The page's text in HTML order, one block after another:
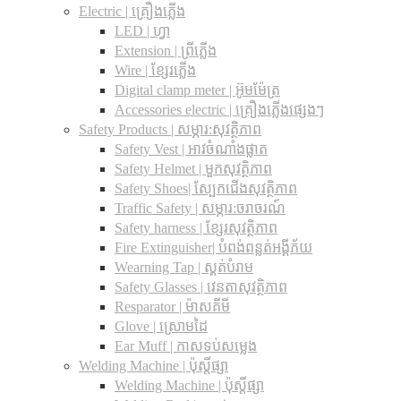
Electric | គ្រឿងភ្លើង
LED | ហ្វា
Extension | ព្រីភ្លើង
Wire | ខ្សែរភ្លើង
Digital clamp meter | អ៊ូមម៉ែត្រ
Accessories electric | គ្រឿងភ្លើងផ្សេងៗ
Safety Products | សម្ភារ:សុវត្ថិភាព
Safety Vest | អាវចំណាំងផ្លាត
Safety Helmet | មួកសុវត្ថិភាព
Safety Shoes| ស្បែកជើងសុវត្ថិភាព
Traffic Safety​ | សម្ភារ:ចរាចរណ៍
Safety harness | ខ្សែរសុវត្ថិភាព
Fire Extinguisher| បំពង់ពន្លត់អង្គីភ័យ
Wearning Tap | ស្គត់បំរាម
Safety Glasses | វេនតាសុវត្ថិភាព
Resparator | ម៉ាសគីមី
Glove | ស្រោមដៃ
Ear Muff | កាសទប់សម្លេង
Welding Machine | ប៉ុស្តិ៍ផ្សា
Welding Machine | ប៉ុស្តិ៍ផ្សា